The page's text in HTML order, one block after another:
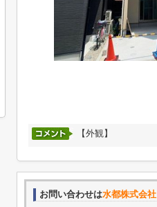
【外観】
お問い合わせは水都株式会社